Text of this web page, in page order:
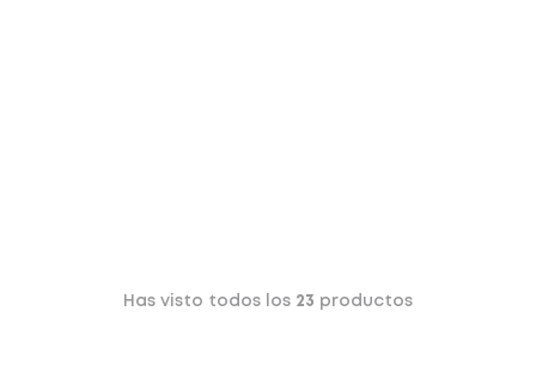
Has visto todos los 23 productos